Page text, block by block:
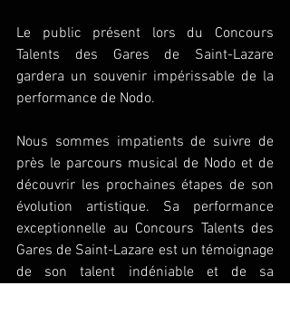
Le public présent lors du Concours
Talents des Gares de Saint-Lazare
gardera un souvenir impérissable de la
performance de Nodo.
Nous sommes impatients de suivre de
près le parcours musical de Nodo et de
découvrir les prochaines étapes de son
évolution artistique. Sa performance
exceptionnelle au Concours Talents des
Gares de Saint-Lazare est un témoignage
de son talent indéniable et de sa